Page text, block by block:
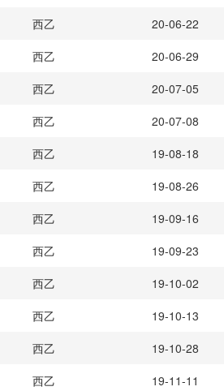
西乙
20-06-22
西乙
20-06-29
西乙
20-07-05
西乙
20-07-08
西乙
19-08-18
西乙
19-08-26
西乙
19-09-16
西乙
19-09-23
西乙
19-10-02
西乙
19-10-13
西乙
19-10-28
西乙
19-11-11